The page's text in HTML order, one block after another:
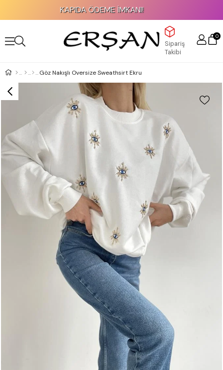
KAPIDA ÖDEME İMKANI!
Sipariş
Takibi
0
Göz Nakışlı Oversize Sweathsirt Ekru